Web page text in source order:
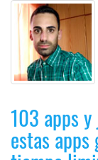
103 apps
estas